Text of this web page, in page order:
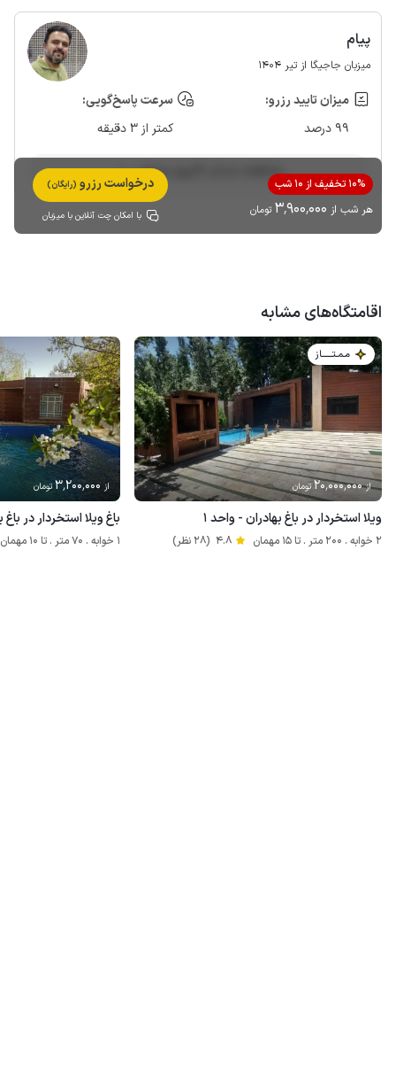
پیام
میزبان جاجیگا از تیر 1404
میزان تایید رزرو:
99 درصد
سرعت پاسخ‌گویی:
کمتر از 3 دقیقه
مشاهده حساب کاربری میزبان
10% تخفیف از 10 شب
هر شب از 3٬900٬000 تومان
درخواست رزرو (رایگان)
با امکان چت آنلاین با میزبان
اقامتگاه‌های مشابه
مـمـتــــــاز
از 20٬000٬000تومان
ویلا استخردار در باغ بهادران - واحد ۱
2 خوابه . 200 متر . تا 15 مهمان 4.8 (28 نظر)
از 3٬200٬000تومان
باغ ویلا استخردار در
1 خوابه . 70 متر . تا 10 مهمان